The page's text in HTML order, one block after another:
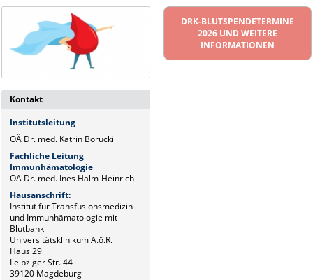
Kontakt
Institutsleitung
OÄ Dr. med. Katrin Borucki
Fachliche Leitung
Immunhämatologie
OÄ Dr. med. Ines Halm-Heinrich
Hausanschrift:
Institut für Transfusionsmedizin
und Immunhämatologie mit
Blutbank
Universitätsklinikum A.ö.R.
Haus 29
Leipziger Str. 44
39120 Magdeburg
DRK-BLUTSPENDETERMINE
2026 UND WEITERE
INFORMATIONEN